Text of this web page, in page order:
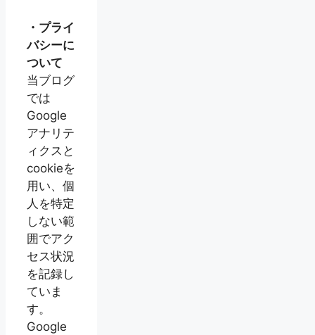
・プライ
バシーに
ついて
当ブログ
では
Google
アナリテ
ィクスと
cookieを
用い、個
人を特定
しない範
囲でアク
セス状況
を記録し
ていま
す。
Google